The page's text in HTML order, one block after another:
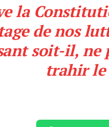
la
de nos
soit-il, ne
trahir le